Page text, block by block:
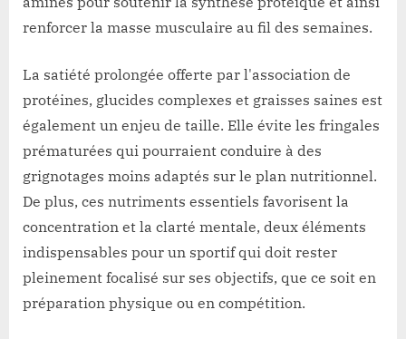
renforcer la masse musculaire au fil des semaines.
La satiété prolongée offerte par l'association de
protéines, glucides complexes et graisses saines est
également un enjeu de taille. Elle évite les fringales
prématurées qui pourraient conduire à des
grignotages moins adaptés sur le plan nutritionnel.
De plus, ces nutriments essentiels favorisent la
concentration et la clarté mentale, deux éléments
indispensables pour un sportif qui doit rester
pleinement focalisé sur ses objectifs, que ce soit en
préparation physique ou en compétition.